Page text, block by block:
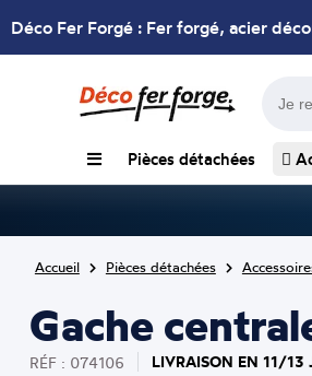
Déco Fer Forgé : Fer forgé, acier
Pièces détachées
Accueil Pièces détachées
Gache
RÉF : 074106 LIVRAISON EN 11/13